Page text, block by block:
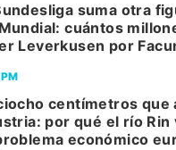
suma otra
cuántos
Leverkusen por
centímetros que
por qué el río Rin
económico